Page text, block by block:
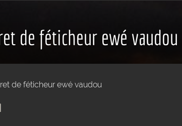
de féticheur ewé vaudou
de féticheur ewé vaudou